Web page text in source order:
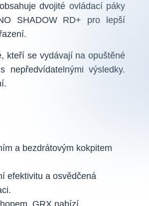
dvojité ovládací páky
SHADOW RD+ pro lepší
kteří se vydávají na opuštěné
výsledky.
a bezdrátovým kokpitem
efektivitu a osvědčená
GRX nabízí